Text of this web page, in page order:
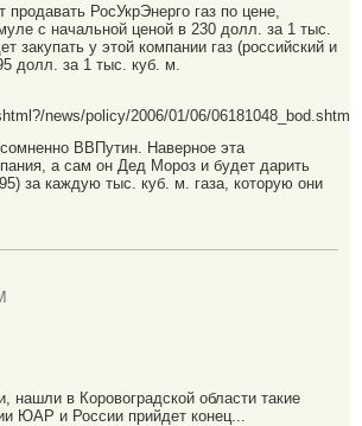
продавать РосУкрЭнерго газ по цене,
с начальной ценой в 230 долл. за 1 тыс.
закупать у этой компании газ (российский и
долл. за 1 тыс. куб. м.
news/policy/2006/01/06/06181048_bod.shtml
ВВПутин. Наверное эта
а сам он Дед Мороз и будет дарить
за каждую тыс. куб. м. газа, которую они
нашли в Коровоградской области такие
ЮАР и России прийдет конец...